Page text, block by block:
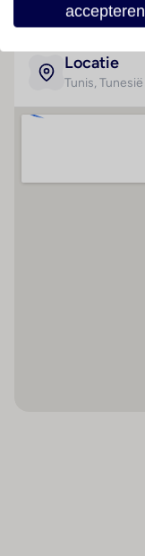
Locatie
Tunis, Tunesië
accepteren